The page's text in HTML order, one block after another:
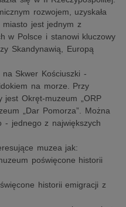
rozwojem, uzyskała
jest jednym z
w Polsce i stanowi kluczowy
Skandynawią, Europą
Skwer Kościuszki -
na morze. Przy
jest Okręt-muzeum „ORP
„Dar Pomorza”. Można
- jednego z największych
muzea jak:
poświęcone historii
historii emigracji z